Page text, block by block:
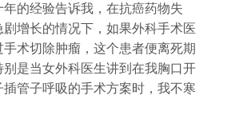
的经验告诉我，在抗癌药物失
剧增长的情况下，如果外科手术医
术切除肿瘤，这个患者便离死期
别是当女外科医生讲到在我胸口开
管子呼吸的手术方案时，我不寒